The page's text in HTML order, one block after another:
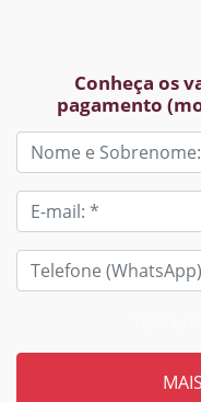
Conheça os
pagamento